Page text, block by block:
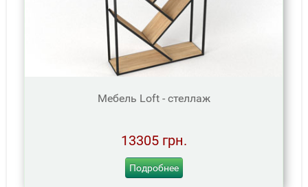
Мебель Loft - стеллаж
13305 грн.
Подробнее